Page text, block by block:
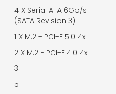
4 X Serial ATA 6Gb/s
(SATA Revision 3)
1 X M.2 - PCI-E 5.0 4x
2 X M.2 - PCI-E 4.0 4x
3
5